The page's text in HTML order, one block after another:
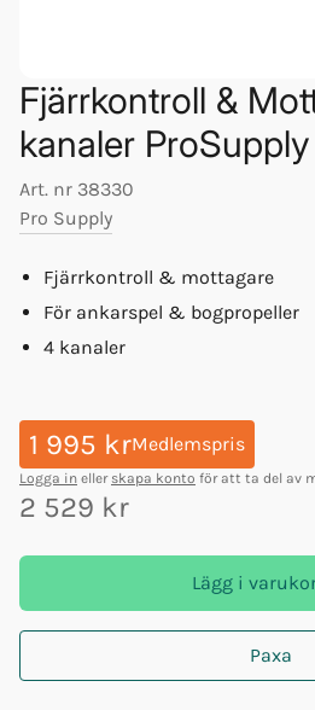
Fjärrkontroll &
kanaler ProSupply
Art. nr 38330
Pro Supply
Fjärrkontroll & mottagare
För ankarspel & bogpropeller
4 kanaler
1 995 krMedlemspris
Logga in eller skapa konto för att ta del av
2 529 kr
Lägg i
Paxa